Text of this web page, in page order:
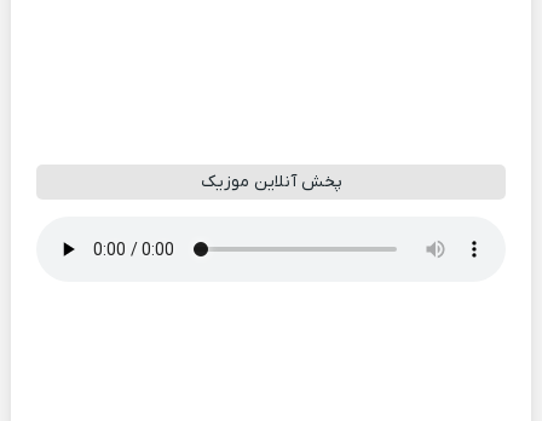
پخش آنلاین موزیک